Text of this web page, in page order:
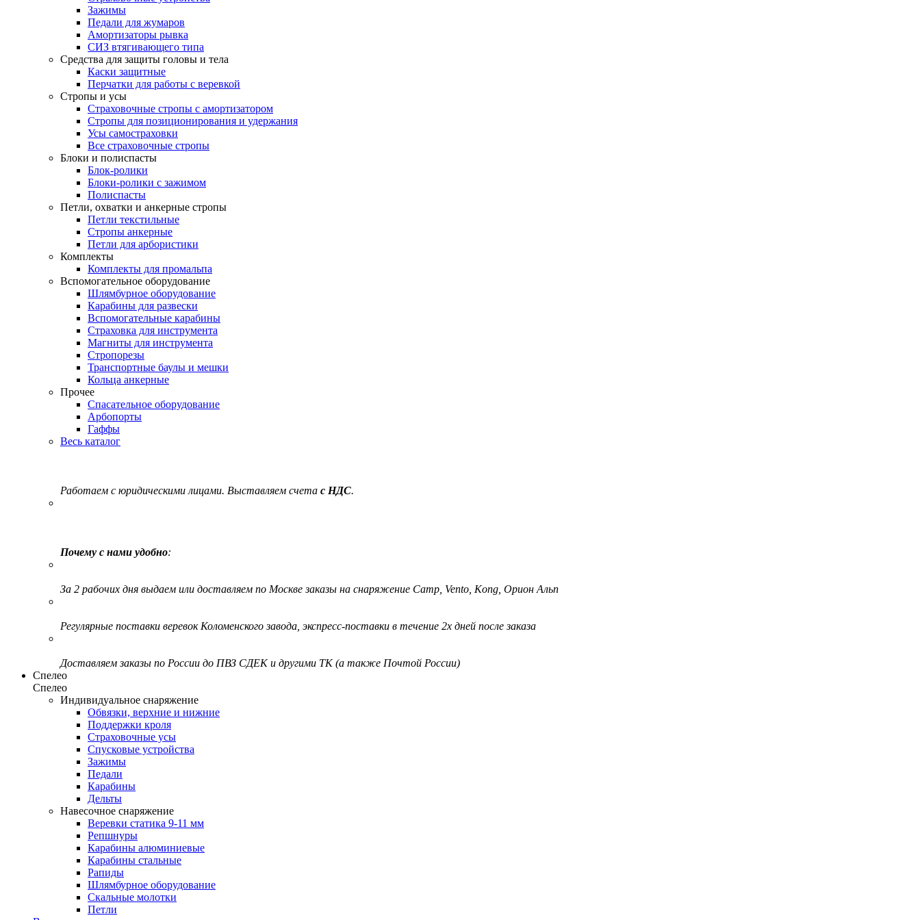
Зажимы
Педали для жумаров
Амортизаторы рывка
СИЗ втягивающего типа
Средства для защиты головы и тела
Каски защитные
Перчатки для работы с веревкой
Стропы и усы
Страховочные стропы с амортизатором
Стропы для позиционирования и удержания
Усы самостраховки
Все страховочные стропы
Блоки и полиспасты
Блок-ролики
Блоки-ролики с зажимом
Полиспасты
Петли, охватки и анкерные стропы
Петли текстильные
Стропы анкерные
Петли для арбористики
Комплекты
Комплекты для промальпа
Вспомогательное оборудование
Шлямбурное оборудование
Карабины для развески
Вспомогательные карабины
Страховка для инструмента
Магниты для инструмента
Стропорезы
Транспортные баулы и мешки
Кольца анкерные
Прочее
Спасательное оборудование
Арбопорты
Гаффы
Весь каталог
Работаем с юридическими лицами. Выставляем счета с НДС.
Почему с нами удобно:
За 2 рабочих дня выдаем или доставляем по Москве заказы на снаряжение Camp, Vento, Kong, Орион Альп
Регулярные поставки веревок Коломенского завода, экспресс-поставки в течение 2х дней после заказа
Доставляем заказы по России до ПВЗ СДЕК и другими ТК (а также Почтой России)
Спелео
Спелео
Индивидуальное снаряжение
Обвязки, верхние и нижние
Поддержки кроля
Страховочные усы
Спусковые устройства
Зажимы
Педали
Карабины
Дельты
Навесочное снаряжение
Веревки статика 9-11 мм
Репшнуры
Карабины алюминиевые
Карабины стальные
Рапиды
Шлямбурное оборудование
Скальные молотки
Петли